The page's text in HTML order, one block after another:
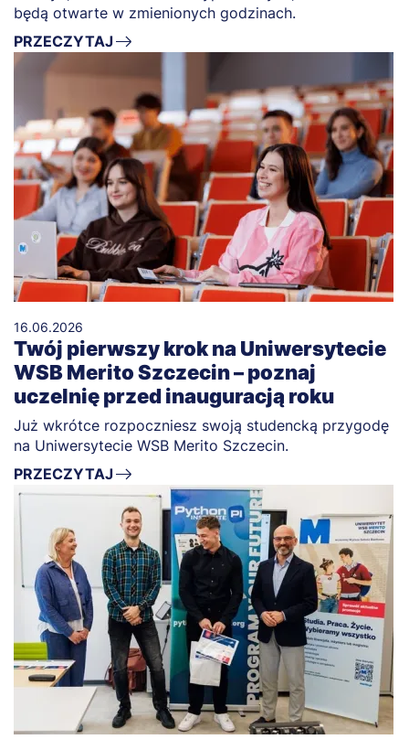
będą otwarte w zmienionych godzinach.
PRZECZYTAJ
16.06.2026
Twój pierwszy krok na Uniwersytecie
WSB Merito Szczecin – poznaj
uczelnię przed inauguracją roku
Już wkrótce rozpoczniesz swoją studencką przygodę
na Uniwersytecie WSB Merito Szczecin.
PRZECZYTAJ